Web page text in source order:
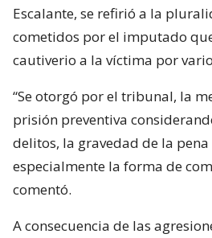
Escalante, se refirió a la
cometidos por el imputado
cautiverio a la víctima por
“Se otorgó por el tribunal, la
prisión preventiva
delitos, la gravedad de la
especialmente la forma de
comentó.
A consecuencia de las